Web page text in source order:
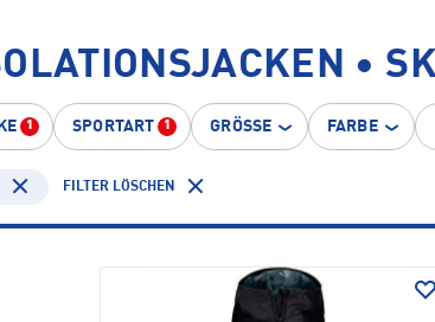
•
1 SPORTART 1 GRÖSSE FARBE
FILTER LÖSCHEN